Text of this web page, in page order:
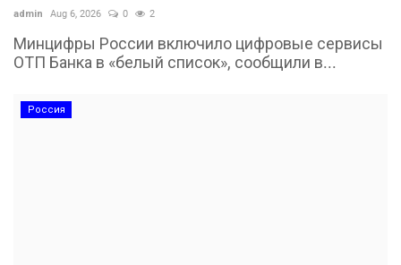
admin Aug 6, 2026 0 2
Минцифры России включило цифровые сервисы
ОТП Банка в «белый список», сообщили в...
Россия